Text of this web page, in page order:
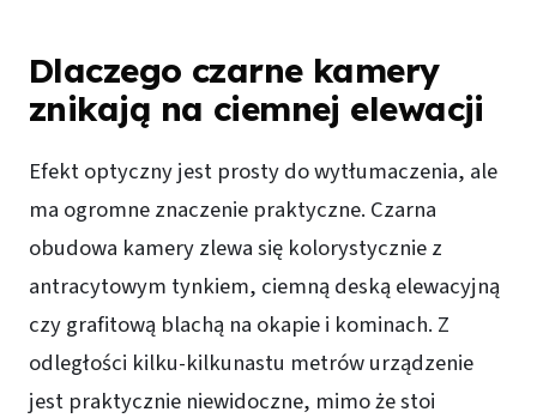
Dlaczego czarne kamery
znikają na ciemnej elewacji
Efekt optyczny jest prosty do wytłumaczenia, ale
ma ogromne znaczenie praktyczne. Czarna
obudowa kamery zlewa się kolorystycznie z
antracytowym tynkiem, ciemną deską elewacyjną
czy grafitową blachą na okapie i kominach. Z
odległości kilku-kilkunastu metrów urządzenie
jest praktycznie niewidoczne, mimo że stoi